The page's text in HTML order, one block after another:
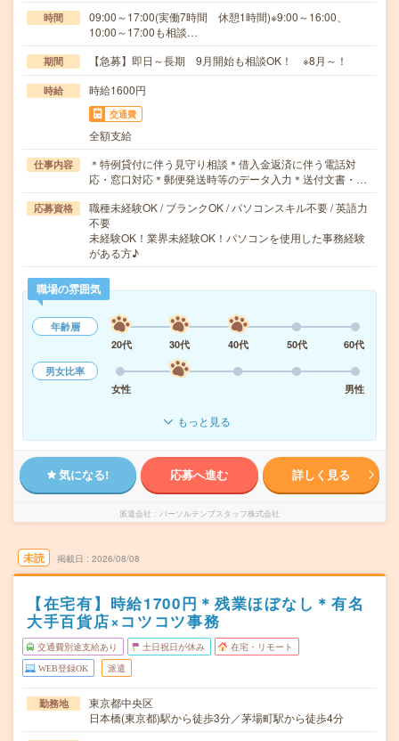
時間
09:00～17:00(実働7時間 休憩1時間)※9:00～16:00、
10:00～17:00も相談…
期間 【急募】即日～長期 9月開始も相談OK！ ※8月～！
時給 時給1600円
交通費
全額支給
仕事内容
＊特例貸付に伴う見守り相談＊借入金返済に伴う電話対
応・窓口対応＊郵便発送時等のデータ入力＊送付文書・…
応募資格
職種未経験OK / ブランクOK / パソコンスキル不要 / 英語力
不要
未経験OK！業界未経験OK！パソコンを使用した事務経験
がある方♪
職場の雰囲気
年齢層
20代
30代 40代 50代
60代
男女比率
女性
男性
もっと見る
気になる! 応募へ進む 詳しく見る
派遣会社 パーソルテンプスタッフ株式会社
未読 掲載日 2026/08/08
【在宅有】時給1700円＊残業ほぼなし＊有名
大手百貨店×コツコツ事務
交通費別途支給あり 土日祝日が休み 在宅・リモート
WEB登録OK 派遣
勤務地
東京都中央区
日本橋(東京都)駅から徒歩3分／茅場町駅から徒歩4分